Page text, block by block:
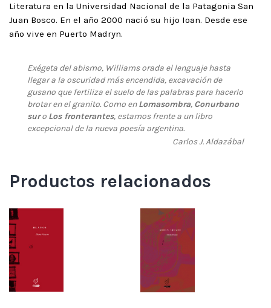
Literatura en la Universidad Nacional de la Patagonia San
Juan Bosco. En el año 2000 nació su hijo Ioan. Desde ese
año vive en Puerto Madryn.
Exégeta del abismo, Williams orada el lenguaje hasta
llegar a la oscuridad más encendida, excavación de
gusano que fertiliza el suelo de las palabras para hacerlo
brotar en el granito. Como enLomasombra, Conurbano
suro Los fronterantes, estamos frente a un libro
excepcional de la nueva poesía argentina.
Carlos J. Aldazábal
Productos relacionados